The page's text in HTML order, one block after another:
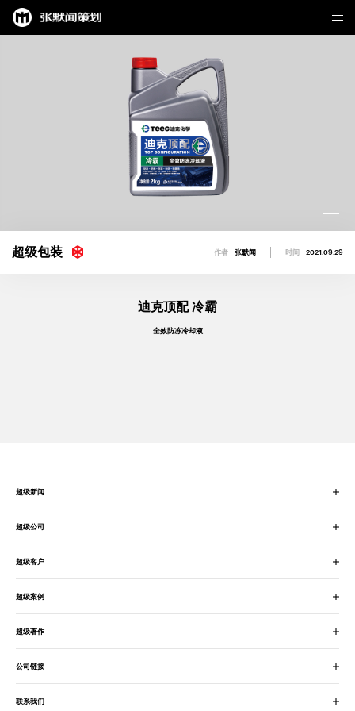
超级包装 作者 张默闻 时间 2021.09.29
迪克顶配 冷霸
全效防冻冷却液
超级新闻
超级公司
超级客户
超级案例
超级著作
公司链接
联系我们